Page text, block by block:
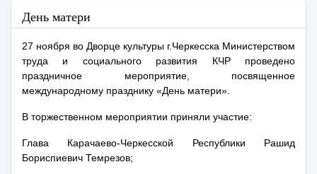
День матери
27 ноября во Дворце культуры г.Черкесска Министерством
труда и социального развития КЧР проведено
праздничное мероприятие, посвященное
международному празднику «День матери».
В торжественном мероприятии приняли участие:
Глава Карачаево-Черкесской Республики Рашид
Бориспиевич Темрезов;